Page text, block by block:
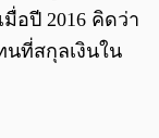
อปี 2016 คิดว่า
นที่สกุลเงินใน